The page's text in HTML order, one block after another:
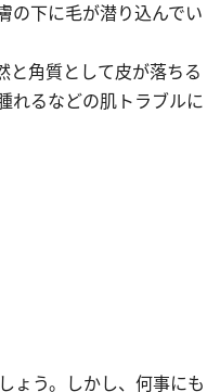
の下に毛が潜り込んでい
と角質として皮が落ちる
れるなどの肌トラブルに
ょう。しかし、何事にも